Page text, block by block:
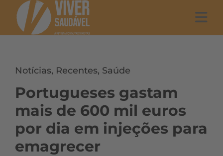
Notícias, Recentes, Saúde
Portugueses gastam
mais de 600 mil euros
por dia em injeções para
emagrecer